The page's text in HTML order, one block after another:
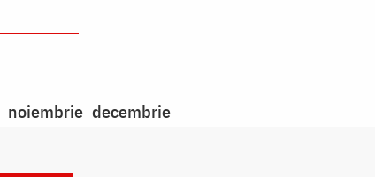
noiembrie decembrie